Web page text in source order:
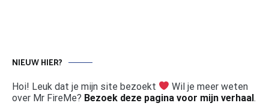
NIEUW HIER?
Hoi! Leuk dat je mijn site bezoekt
Wil je meer weten
over Mr FireMe? Bezoek deze pagina voor mijn verhaal.